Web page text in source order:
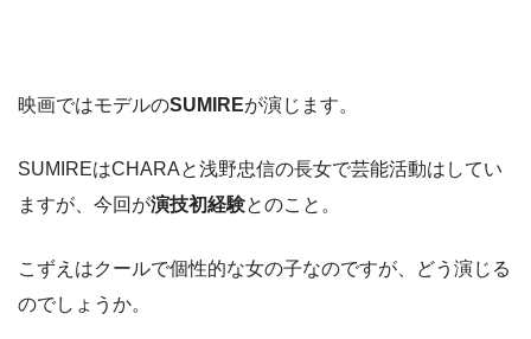
映画ではモデルのSUMIREが演じます。
SUMIREはCHARAと浅野忠信の長女で芸能活動はしてい
ますが、今回が演技初経験とのこと。
こずえはクールで個性的な女の子なのですが、どう演じる
のでしょうか。